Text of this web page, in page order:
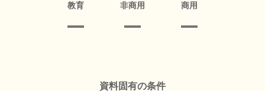
教育 非商用 商用
資料固有の条件